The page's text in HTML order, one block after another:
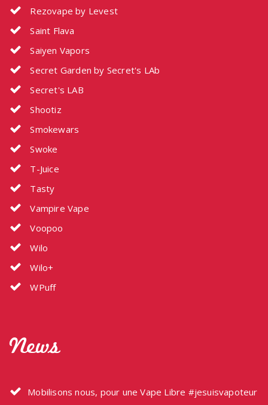
Rezovape by Levest
Saint Flava
Saiyen Vapors
Secret Garden by Secret's LAb
Secret's LAB
Shootiz
Smokewars
Swoke
T-Juice
Tasty
Vampire Vape
Voopoo
Wilo
Wilo+
WPuff
News
Mobilisons nous, pour une Vape Libre #jesuisvapoteur